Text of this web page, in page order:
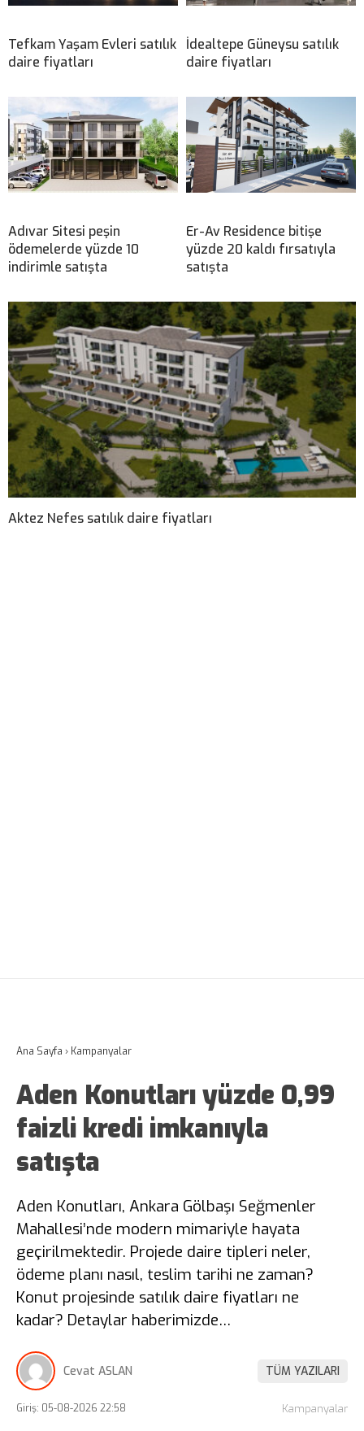
Tefkam Yaşam Evleri satılık
daire fiyatları
İdealtepe Güneysu satılık
daire fiyatları
Adıvar Sitesi peşin
ödemelerde yüzde 10
indirimle satışta
Er-Av Residence bitişe
yüzde 20 kaldı fırsatıyla
satışta
Aktez Nefes satılık daire fiyatları
Ana Sayfa › Kampanyalar
Aden Konutları yüzde 0,99
faizli kredi imkanıyla
satışta
Aden Konutları, Ankara Gölbaşı Seğmenler
Mahallesi’nde modern mimariyle hayata
geçirilmektedir. Projede daire tipleri neler,
ödeme planı nasıl, teslim tarihi ne zaman?
Konut projesinde satılık daire fiyatları ne
kadar? Detaylar haberimizde…
Cevat ASLAN TÜM YAZILARI
Giriş: 05-08-2026 22:58 Kampanyalar